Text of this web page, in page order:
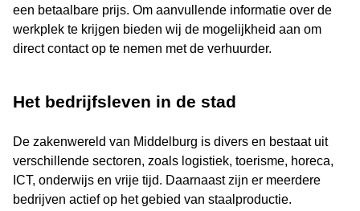
een betaalbare prijs. Om aanvullende informatie over de
werkplek te krijgen bieden wij de mogelijkheid aan om
direct contact op te nemen met de verhuurder.
Het bedrijfsleven in de stad
De zakenwereld van Middelburg is divers en bestaat uit
verschillende sectoren, zoals logistiek, toerisme, horeca,
ICT, onderwijs en vrije tijd. Daarnaast zijn er meerdere
bedrijven actief op het gebied van staalproductie.